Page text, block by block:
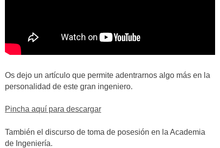
Os dejo un artículo que permite adentrarnos algo más en la
personalidad de este gran ingeniero.
Pincha aquí para descargar
También el discurso de toma de posesión en la Academia
de Ingeniería.